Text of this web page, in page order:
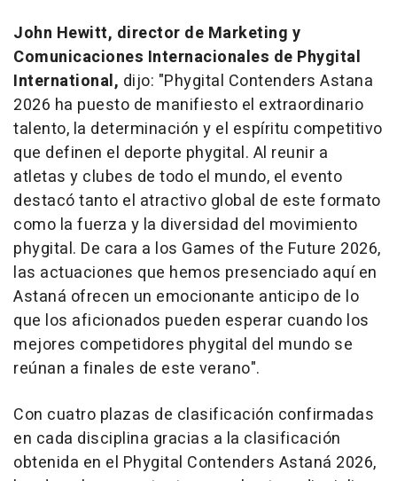
John Hewitt, director de Marketing y
Comunicaciones Internacionales de Phygital
International, dijo: "Phygital Contenders Astana
2026 ha puesto de manifiesto el extraordinario
talento, la determinación y el espíritu competitivo
que definen el deporte phygital. Al reunir a
atletas y clubes de todo el mundo, el evento
destacó tanto el atractivo global de este formato
como la fuerza y la diversidad del movimiento
phygital. De cara a los Games of the Future 2026,
las actuaciones que hemos presenciado aquí en
Astaná ofrecen un emocionante anticipo de lo
que los aficionados pueden esperar cuando los
mejores competidores phygital del mundo se
reúnan a finales de este verano".
Con cuatro plazas de clasificación confirmadas
en cada disciplina gracias a la clasificación
obtenida en el Phygital Contenders Astaná 2026,